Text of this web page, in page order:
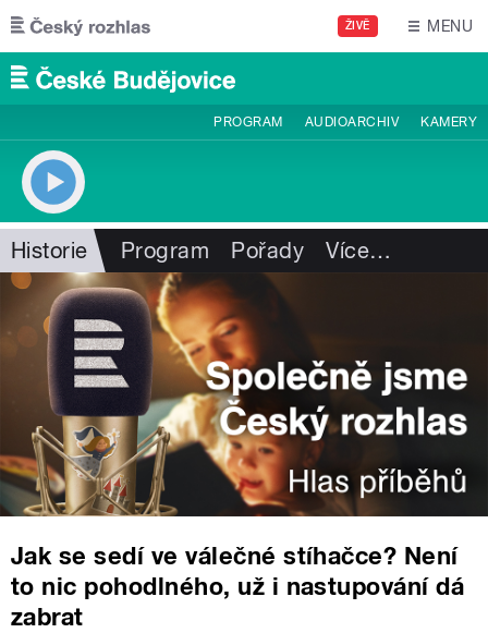
Přejít k hlavnímu obsahu
ŽIVĚ MENU
PROGRAM AUDIOARCHIV KAMERY
Historie Program Pořady Více…
Jak se sedí ve válečné stíhačce? Není
to nic pohodlného, už i nastupování dá
zabrat